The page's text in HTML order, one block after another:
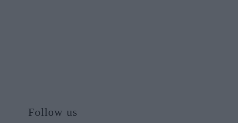
Follow us